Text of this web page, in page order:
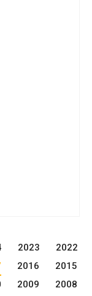
2023
2022
2016
2015
2009
2008